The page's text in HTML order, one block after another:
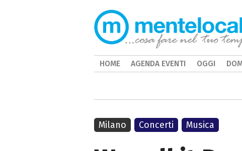
Milano Concerti Musica
HOME AGENDA EVENTI OGGI